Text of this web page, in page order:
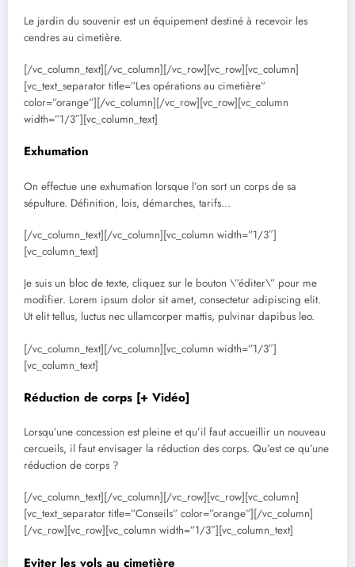
Le jardin du souvenir est un équipement destiné à recevoir les
cendres au cimetière.
[/vc_column_text][/vc_column][/vc_row][vc_row][vc_column]
[vc_text_separator title=”Les opérations au cimetière”
color=”orange”][/vc_column][/vc_row][vc_row][vc_column
width=”1/3″][vc_column_text]
Exhumation
On effectue une exhumation lorsque l’on sort un corps de sa
sépulture. Définition, lois, démarches, tarifs…
[/vc_column_text][/vc_column][vc_column width=”1/3″]
[vc_column_text]
Je suis un bloc de texte, cliquez sur le bouton \”éditer\” pour me
modifier. Lorem ipsum dolor sit amet, consectetur adipiscing elit.
Ut elit tellus, luctus nec ullamcorper mattis, pulvinar dapibus leo.
[/vc_column_text][/vc_column][vc_column width=”1/3″]
[vc_column_text]
Réduction de corps [+ Vidéo]
Lorsqu’une concession est pleine et qu’il faut accueillir un nouveau
cercueils, il faut envisager la réduction des corps. Qu’est ce qu’une
réduction de corps ?
[/vc_column_text][/vc_column][/vc_row][vc_row][vc_column]
[vc_text_separator title=”Conseils” color=”orange”][/vc_column]
[/vc_row][vc_row][vc_column width=”1/3″][vc_column_text]
Eviter les vols au cimetière